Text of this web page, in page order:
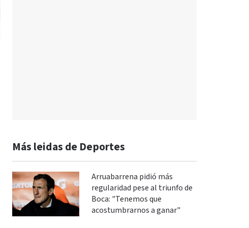
Más leidas de Deportes
Arruabarrena pidió más
regularidad pese al triunfo de
Boca: "Tenemos que
acostumbrarnos a ganar"